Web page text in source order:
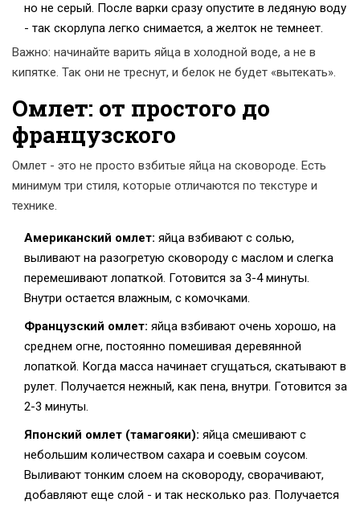
но не серый. После варки сразу опустите в ледяную воду
- так скорлупа легко снимается, а желток не темнеет.
Важно: начинайте варить яйца в холодной воде, а не в
кипятке. Так они не треснут, и белок не будет «вытекать».
Омлет: от простого до
французского
Омлет - это не просто взбитые яйца на сковороде. Есть
минимум три стиля, которые отличаются по текстуре и
технике.
Американский омлет: яйца взбивают с солью,
выливают на разогретую сковороду с маслом и слегка
перемешивают лопаткой. Готовится за 3-4 минуты.
Внутри остается влажным, с комочками.
Французский омлет: яйца взбивают очень хорошо, на
среднем огне, постоянно помешивая деревянной
лопаткой. Когда масса начинает сгущаться, скатывают в
рулет. Получается нежный, как пена, внутри. Готовится за
2-3 минуты.
Японский омлет (тамагояки): яйца смешивают с
небольшим количеством сахара и соевым соусом.
Выливают тонким слоем на сковороду, сворачивают,
добавляют еще слой - и так несколько раз. Получается